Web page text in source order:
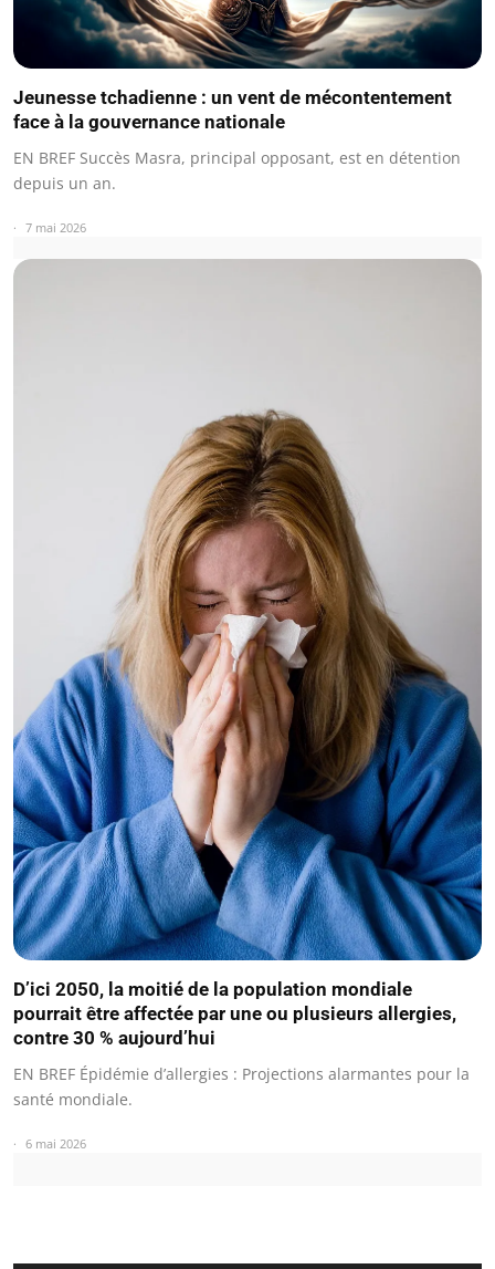
Jeunesse tchadienne : un vent de mécontentement
face à la gouvernance nationale
EN BREF Succès Masra, principal opposant, est en détention
depuis un an.
7 mai 2026
D’ici 2050, la moitié de la population mondiale
pourrait être affectée par une ou plusieurs allergies,
contre 30 % aujourd’hui
EN BREF Épidémie d’allergies : Projections alarmantes pour la
santé mondiale.
6 mai 2026